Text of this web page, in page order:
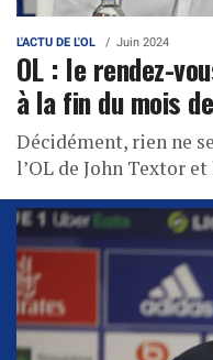
L'ACTU DE L'OL Juin 2024
OL : le rendez-
à la fin du mois
Décidément, rien ne
l’OL de John Textor